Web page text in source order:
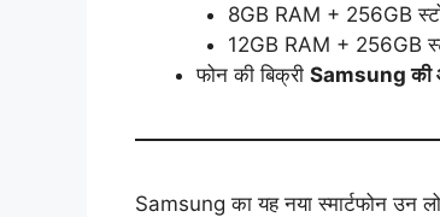
8GB RAM + 256GB
12GB RAM + 256GB
फोन की बिक्री Samsung की
Samsung का यह नया स्मार्टफोन उन